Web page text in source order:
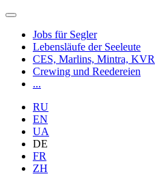
Jobs für Segler
Lebensläufe der Seeleute
CES, Marlins, Mintra, KVR
Crewing und Reedereien
...
RU
EN
UA
DE
FR
ZH